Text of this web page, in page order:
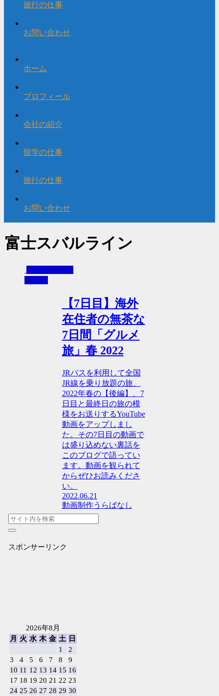
旅行の仕事
お問い合わせ
ホーム
プロフィール
会社の紹介
留学の仕事
旅行の仕事
お問い合わせ
富士スバルライン
動画制作うら
ばなし
【7日目】海外
在住者の無茶な
7日間「グルメ
旅」春 2022
JRパスを利用して全国
JR線を乗り放題の旅、
2022年春の【後編】、7
日目と最終日の旅の模
様をお送りするYouTube
動画をアップしまし
た。その7日目の動画で
は盛り込めない裏話を
このブログで語ってい
ます。動画を観られて
からぜひお読みくださ
い。
2022.06.21
動画制作うらばなし
スポンサーリンク
2026年8月
月
火 水 木 金 土
日
1
2
3
4 5 6 7 8
9
10 11 12 13 14 15 16
17 18 19 20 21 22 23
24 25 26 27 28 29 30